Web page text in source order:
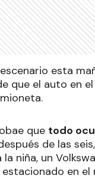
esta
que el auto en
que todo
de las
niña, un
en